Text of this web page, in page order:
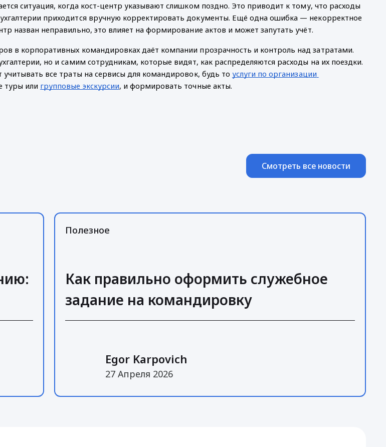
ситуация, когда кост-центр указывают слишком поздно. Это приводит к тому, что расходы
приходится вручную корректировать документы. Ещё одна ошибка — некорректное
назван неправильно, это влияет на формирование актов и может запутать учёт.
в корпоративных командировках даёт компании прозрачность и контроль над затратами.
но и самим сотрудникам, которые видят, как распределяются расходы на их поездки.
учитывать все траты на сервисы для командировок, будь то услуги по организации
туры или групповые экскурсии, и формировать точные акты.
Смотреть все новости
Полезное
Как правильно оформить служебное
задание на командировку
Egor Karpovich
27 Апреля 2026